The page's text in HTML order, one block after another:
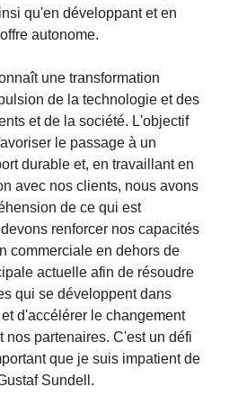
qu'en développant et en
autonome.
une transformation
de la technologie et des
et de la société. L'objectif
le passage à un
durable et, en travaillant en
avec nos clients, nous avons
de ce qui est
renforcer nos capacités
commerciale en dehors de
actuelle afin de résoudre
qui se développent dans
d'accélérer le changement
nos partenaires. C'est un défi
que je suis impatient de
Sundell.